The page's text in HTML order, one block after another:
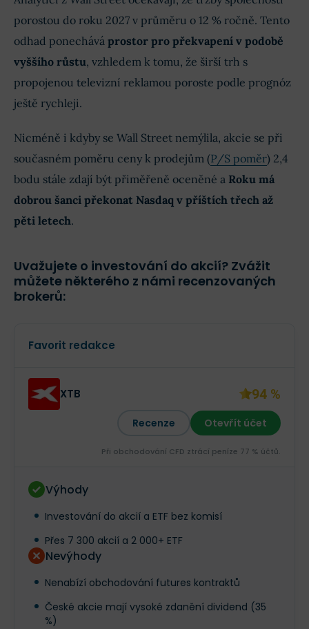
porostou do roku 2027 v průměru o 12 % ročně. Tento
odhad ponechává prostor pro překvapení v podobě
vyššího růstu, vzhledem k tomu, že širší trh s
propojenou televizní reklamou poroste podle prognóz
ještě rychleji.
Nicméně i kdyby se Wall Street nemýlila, akcie se při
současném poměru ceny k prodejům (P/S poměr) 2,4
bodu stále zdají být přiměřeně oceněné a Roku má
dobrou šanci překonat Nasdaq v příštích třech až
pěti letech.
Uvažujete o investování do akcií? Zvážit
můžete některého z námi recenzovaných
brokerů:
Favorit redakce
XTB 94 %
Recenze Otevřít účet
Při obchodování CFD ztrácí peníze 77 % účtů.
Výhody
Investování do akcií a ETF bez komisí
Přes 7 300 akcií a 2 000+ ETF
Nevýhody
Nenabízí obchodování futures kontraktů
České akcie mají vysoké zdanění dividend (35
%)